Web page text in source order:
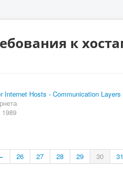
к
Internet Hosts - Communication Layers
26 27 28 29 30 31